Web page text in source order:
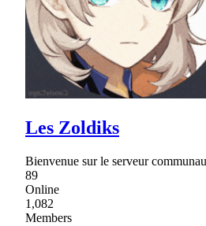
Les Zoldiks
Bienvenue sur le serveur
89
Online
1,082
Members